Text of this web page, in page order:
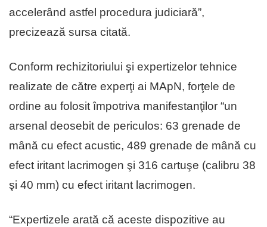
accelerând astfel procedura judiciară”,
precizează sursa citată.
Conform rechizitoriului şi expertizelor tehnice
realizate de către experţi ai MApN, forţele de
ordine au folosit împotriva manifestanţilor “un
arsenal deosebit de periculos: 63 grenade de
mână cu efect acustic, 489 grenade de mână cu
efect iritant lacrimogen şi 316 cartuşe (calibru 38
şi 40 mm) cu efect iritant lacrimogen.
“Expertizele arată că aceste dispozitive au